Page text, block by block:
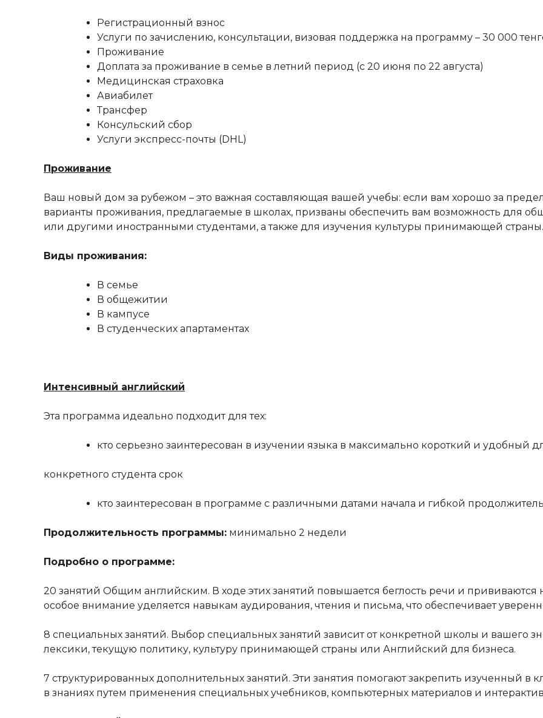
Регистрационный взнос
Услуги по зачислению, консультации, визовая поддержка на программу – 30 000
Проживание
Доплата за проживание в семье в летний период (с 20 июня по 22 августа)
Медицинская страховка
Авиабилет
Трансфер
Консульский сбор
Услуги экспресс-почты (DHL)
Проживание
Ваш новый дом за рубежом – это важная составляющая вашей учебы: если вам хорошо за
варианты проживания, предлагаемые в школах, призваны обеспечить вам возможность для
или другими иностранными студентами, а также для изучения культуры принимающей страны.
Виды проживания:
В семье
В общежитии
В кампусе
В студенческих апартаментах
Интенсивный английский
Эта программа идеально подходит для тех:
кто серьезно заинтересован в изучении языка в максимально короткий и удобный
конкретного студента срок
кто заинтересован в программе с различными датами начала и гибкой
Продолжительность программы: минимально 2 недели
Подробно о программе:
20 занятий Общим английским. В ходе этих занятий повышается беглость речи и
особое внимание уделяется навыкам аудирования, чтения и письма, что обеспечивает
8 специальных занятий. Выбор специальных занятий зависит от конкретной школы и вашего
лексики, текущую политику, культуру принимающей страны или Английский для бизнеса.
7 структурированных дополнительных занятий. Эти занятия помогают закрепить изученный в
в знаниях путем применения специальных учебников, компьютерных материалов и